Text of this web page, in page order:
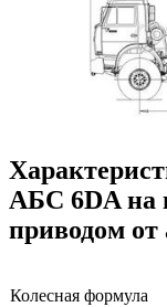
АБС 6DA на
приводом от
Колесная формула